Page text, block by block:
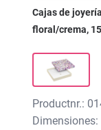
Cajas de
floral/crema,
Productnr.: